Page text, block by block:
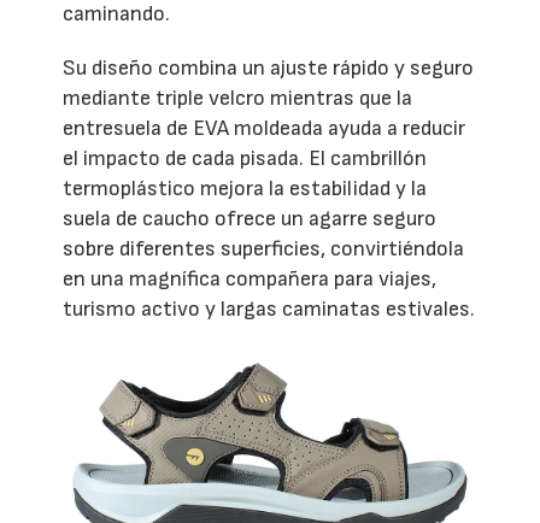
caminando.
Su diseño combina un ajuste rápido y seguro
mediante triple velcro mientras que la
entresuela de EVA moldeada ayuda a reducir
el impacto de cada pisada. El cambrillón
termoplástico mejora la estabilidad y la
suela de caucho ofrece un agarre seguro
sobre diferentes superficies, convirtiéndola
en una magnífica compañera para viajes,
turismo activo y largas caminatas estivales.